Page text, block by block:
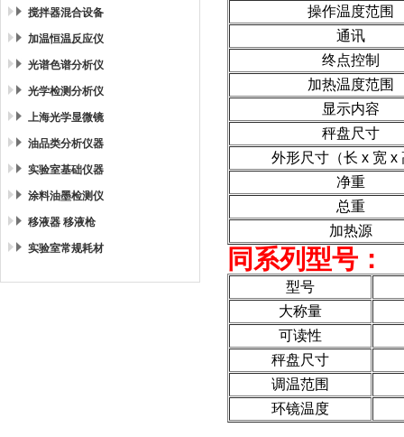
搅拌器混合设备
加温恒温反应仪
光谱色谱分析仪
光学检测分析仪
上海光学显微镜
油品类分析仪器
实验室基础仪器
涂料油墨检测仪
移液器 移液枪
实验室常规耗材
操作温度范围
通讯
终点控制
加热温度范围
显示内容
秤盘尺寸
外形尺寸（长 x 宽 x
净重
总重
加热源
同系列型号：
型号
大称量
可读性
秤盘尺寸
调温范围
环镜温度